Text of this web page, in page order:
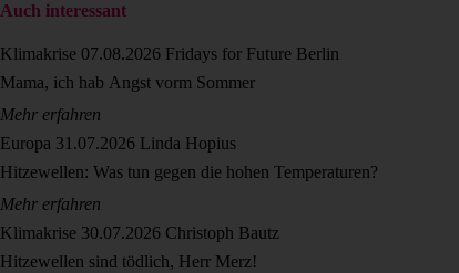
Auch interessant
Klimakrise 07.08.2026 Fridays for Future Berlin
Mama, ich hab Angst vorm Sommer
Mehr erfahren
Europa 31.07.2026 Linda Hopius
Hitzewellen: Was tun gegen die hohen Temperaturen?
Mehr erfahren
Klimakrise 30.07.2026 Christoph Bautz
Hitzewellen sind tödlich, Herr Merz!